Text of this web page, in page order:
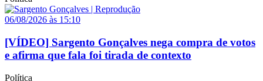
06/08/2026 às 15:10
[VÍDEO] Sargento Gonçalves nega compra de votos
e afirma que fala foi tirada de contexto
Política